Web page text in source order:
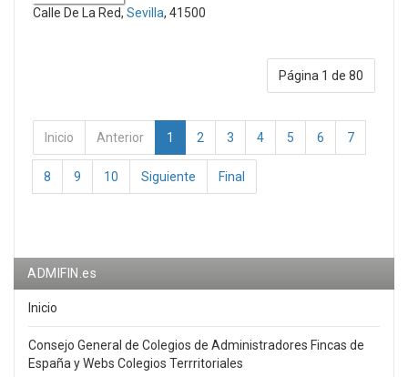
Calle De La Red, Sevilla, 41500
Página 1 de 80
Inicio Anterior 1 2 3 4 5 6 7
8 9 10 Siguiente Final
ADMIFIN.es
Inicio
Consejo General de Colegios de Administradores Fincas de
España y Webs Colegios Terrritoriales